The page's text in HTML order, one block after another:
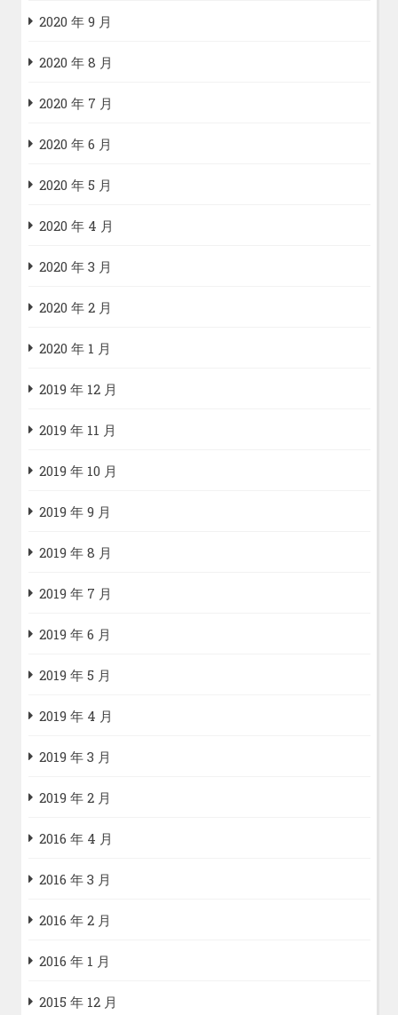
2020 年 9 月
2020 年 8 月
2020 年 7 月
2020 年 6 月
2020 年 5 月
2020 年 4 月
2020 年 3 月
2020 年 2 月
2020 年 1 月
2019 年 12 月
2019 年 11 月
2019 年 10 月
2019 年 9 月
2019 年 8 月
2019 年 7 月
2019 年 6 月
2019 年 5 月
2019 年 4 月
2019 年 3 月
2019 年 2 月
2016 年 4 月
2016 年 3 月
2016 年 2 月
2016 年 1 月
2015 年 12 月